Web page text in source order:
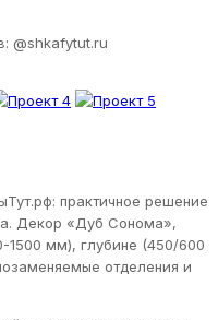
@shkafytut.ru
практичное решение
Декор «Дуб Сонома»,
1500 мм), глубине (450/600
отделения и